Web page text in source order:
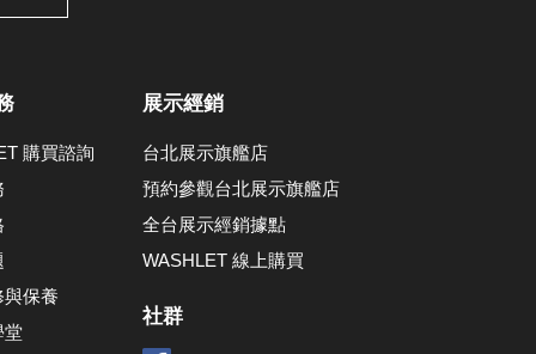
購買諮詢
保養
堂
展示經銷
台北展示旗艦店
預約參觀台北展示旗艦店
全台展示經銷據點
WASHLET 線上購買
社群